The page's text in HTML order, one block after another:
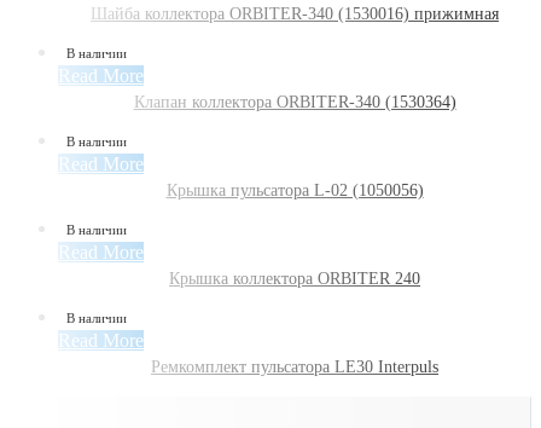
Шайба коллектора ORBITER-340 (1530016) прижимная
В наличии
Read More
Клапан коллектора ORBITER-340 (1530364)
В наличии
Read More
Крышка пульсатора L-02 (1050056)
В наличии
Read More
Крышка коллектора ORBITER 240
В наличии
Read More
Ремкомплект пульсатора LE30 Interpuls